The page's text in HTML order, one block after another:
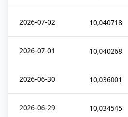
2026-07-02 10,040718
2026-07-01 10,040268
2026-06-30 10,036001
2026-06-29 10,034545